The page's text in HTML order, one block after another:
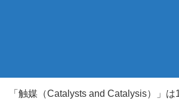
「触媒（Catalysts and Catalysis）」